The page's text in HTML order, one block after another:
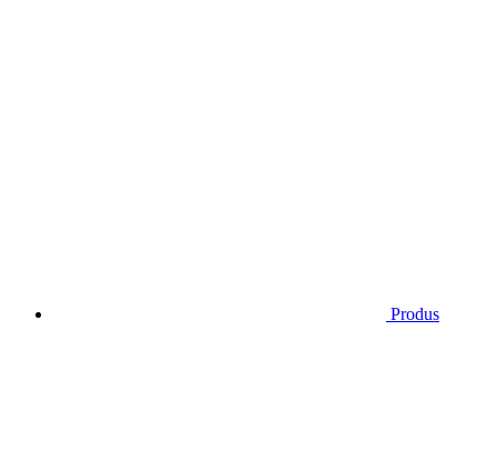
Produs